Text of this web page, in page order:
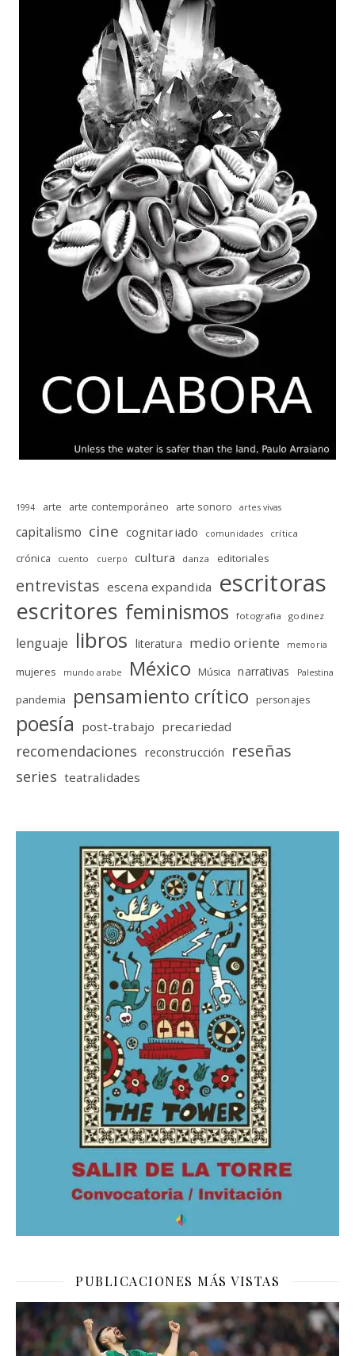
1994 arte arte contemporáneo arte sonoro artes vivas
capitalismo cine cognitariado comunidades crítica
crónica cuento cuerpo cultura danza editoriales
entrevistas escena expandida escritoras
escritores feminismos fotografia godinez
lenguaje libros literatura medio oriente memoria
mujeres mundo arabe México Música narrativas Palestina
pandemia pensamiento crítico personajes
poesía post-trabajo precariedad
recomendaciones reconstrucción reseñas
series teatralidades
PUBLICACIONES MÁS VISTAS